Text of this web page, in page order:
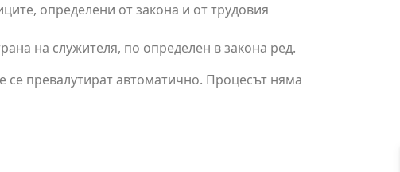
определени от закона и от трудовия
на служителя, по определен в закона ред.
превалутират автоматично. Процесът няма